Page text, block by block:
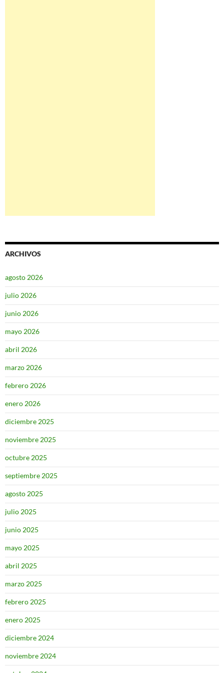
ARCHIVOS
agosto 2026
julio 2026
junio 2026
mayo 2026
abril 2026
marzo 2026
febrero 2026
enero 2026
diciembre 2025
noviembre 2025
octubre 2025
septiembre 2025
agosto 2025
julio 2025
junio 2025
mayo 2025
abril 2025
marzo 2025
febrero 2025
enero 2025
diciembre 2024
noviembre 2024